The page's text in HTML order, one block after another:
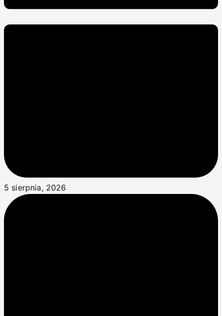
5 sierpnia, 2026